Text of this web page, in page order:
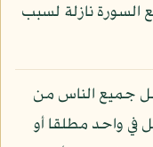
السورة نازلة لسبب
جميع الناس من
في واحد مطلقا أو